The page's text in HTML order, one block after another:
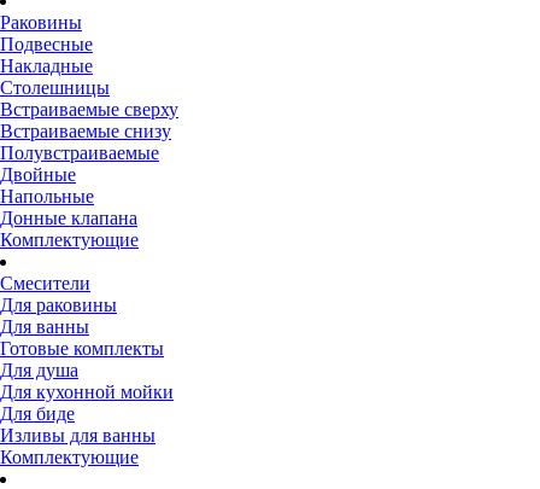
Раковины
Подвесные
Накладные
Столешницы
Встраиваемые сверху
Встраиваемые снизу
Полувстраиваемые
Двойные
Напольные
Донные клапана
Комплектующие
Смесители
Для раковины
Для ванны
Готовые комплекты
Для душа
Для кухонной мойки
Для биде
Изливы для ванны
Комплектующие